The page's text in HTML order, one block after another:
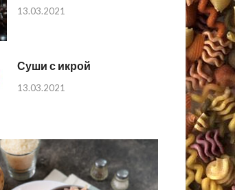
13.03.2021
Суши с икрой
13.03.2021